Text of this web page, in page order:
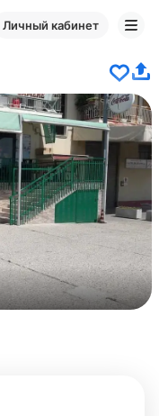
Личный кабинет